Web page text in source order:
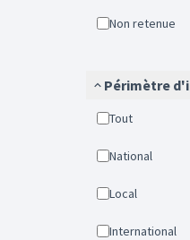
Non retenue
Périmètre
Tout
National
Local
International